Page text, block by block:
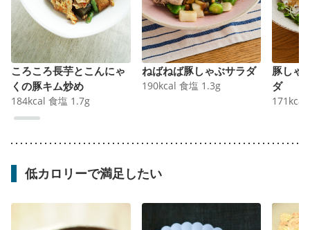
ころころ長芋とこんにゃ
くの豚キム炒め
184kcal 食塩 1.7g
ねばねば豚しゃぶサラダ
190kcal 食塩 1.3g
豚しゃ
ダ
171 kcal
低カロリーで満足したい